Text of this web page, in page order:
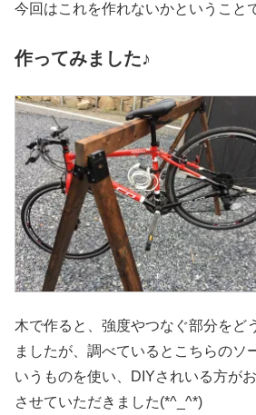
今回はこれを作れないかということ
作ってみました♪
木で作ると、強度やつなぐ部分をど
ましたが、調べているとこちらのソ
いうものを使い、DIYされいる方が
させていただきました(*^_^*)